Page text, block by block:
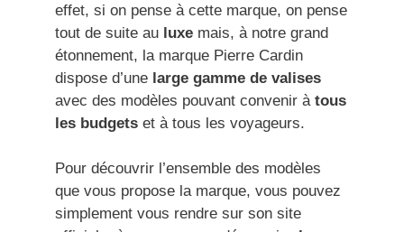
effet, si on pense à cette marque, on pense
tout de suite au luxe mais, à notre grand
étonnement, la marque Pierre Cardin
dispose d’une large gamme de valises
avec des modèles pouvant convenir àtous
les budgets et à tous les voyageurs.
Pour découvrir l’ensemble des modèles
que vous propose la marque, vous pouvez
simplement vous rendre sur son site